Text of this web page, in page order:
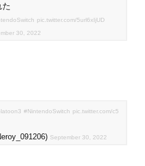
た
pic.twitter.com/5url6xIjUD
30, 2022
#NintendoSwitch pic.twitter.com/c5
September 30, 2022